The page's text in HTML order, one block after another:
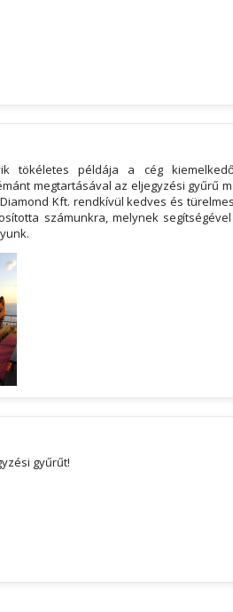
tökéletes példája a cég
megtartásával az eljegyzési gyűrű
Kft. rendkívül kedves és
számunkra, melynek
gyűrűt!